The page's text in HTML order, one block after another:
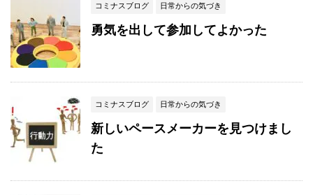
コミナスブログ 日常からの気づき
勇気を出して参加してよかった
コミナスブログ 日常からの気づき
新しいペースメーカーを見つけまし
た